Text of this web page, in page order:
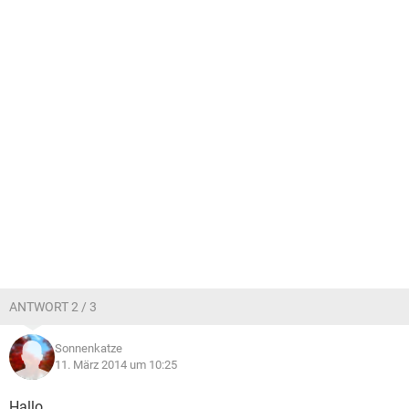
ANTWORT 2 / 3
Sonnenkatze
11. März 2014 um 10:25